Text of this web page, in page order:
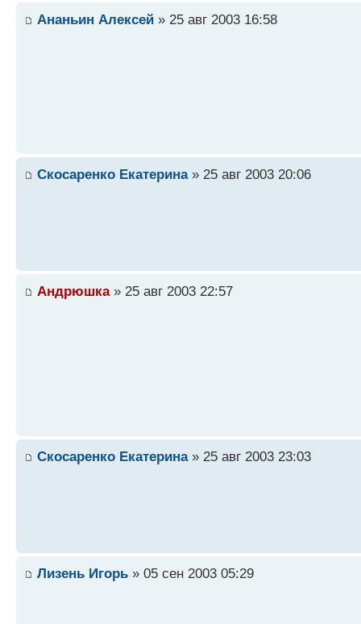
Ананьин Алексей » 25 авг 2003 16:58
Скосаренко Екатерина» 25 авг 2003 20:06
Андрюшка» 25 авг 2003 22:57
Скосаренко Екатерина» 25 авг 2003 23:03
Лизень Игорь » 05 сен 2003 05:29